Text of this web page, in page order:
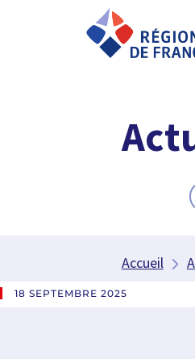
Accueil
18 SEPTEMBRE 2025